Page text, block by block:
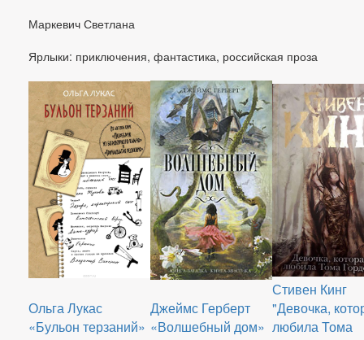
Маркевич Светлана
Ярлыки: приключения, фантастика, российская проза
Ольга Лукас
«Бульон терзаний»
Джеймс Герберт
«Волшебный дом»
Стивен Кинг
"Девочка,
любила Тома